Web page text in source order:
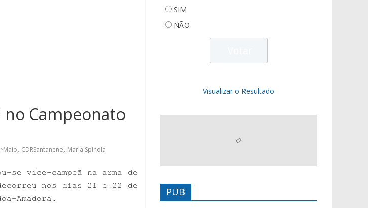
no Campeonato
, CDRSantanene, Maria Spínola
se vice-campeã na arma de
nos dias 21 e 22 de
Amadora.
SIM
NÃO
Visualizar o Resultado
PUB